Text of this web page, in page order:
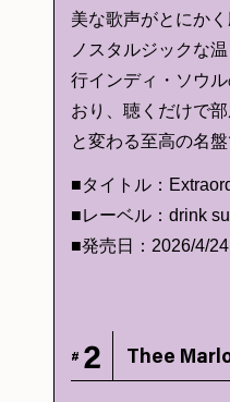
美な歌声がとにかく
ノスタルジックな
行インディ・ソウ
おり、聴くだけで
と変わる至高の名盤
■タイトル：
■レーベル：drink
■発売日：2026/4/24
# 2 Thee